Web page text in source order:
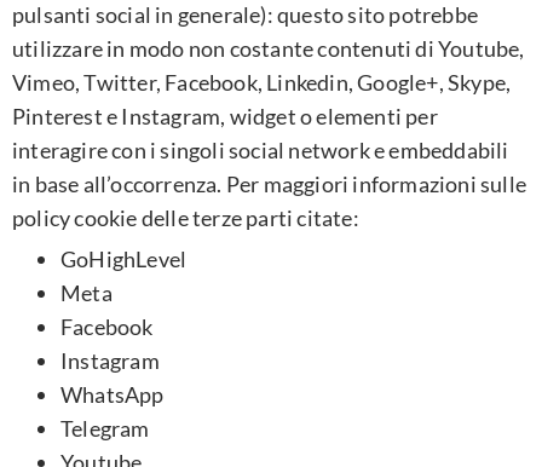
pulsanti social in generale): questo sito potrebbe
utilizzare in modo non costante contenuti di Youtube,
Vimeo, Twitter, Facebook, Linkedin, Google+, Skype,
Pinterest e Instagram, widget o elementi per
interagire con i singoli social network e embeddabili
in base all’occorrenza. Per maggiori informazioni sulle
policy cookie delle terze parti citate:
GoHighLevel
Meta
Facebook
Instagram
WhatsApp
Telegram